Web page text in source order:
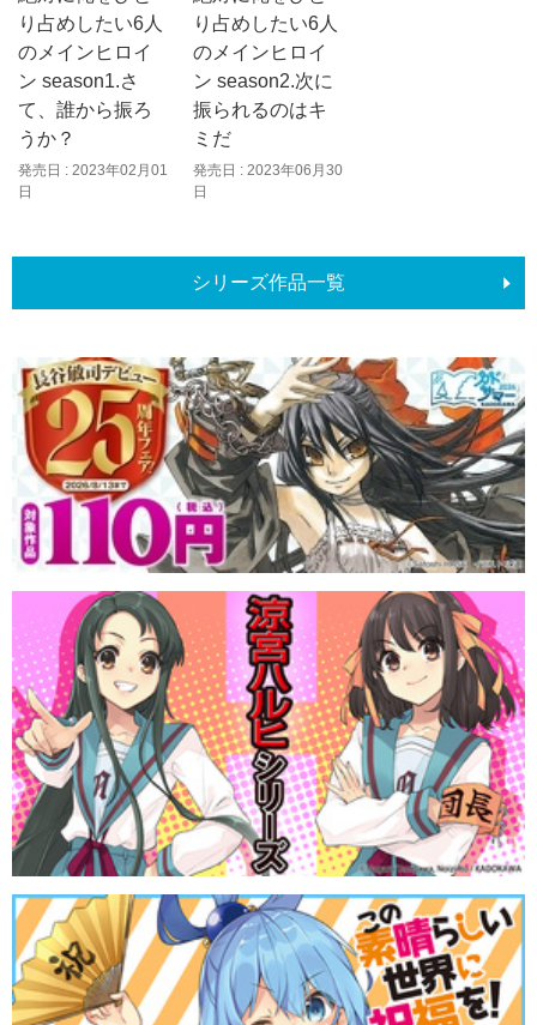
り占めしたい6人
のメインヒロイ
ン season1.さ
て、誰から振ろ
うか？
発売日 : 2023年02月01
日
り占めしたい6人
のメインヒロイ
ン season2.次に
振られるのはキ
ミだ
発売日 : 2023年06月30
日
シリーズ作品一覧